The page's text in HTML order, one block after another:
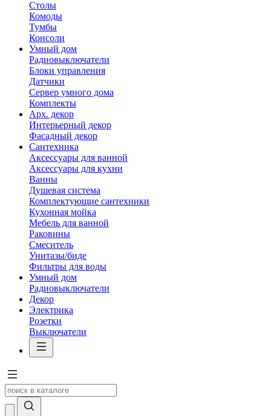
Столы
Комоды
Тумбы
Консоли
Умный дом
Радиовыключатели
Блоки управления
Датчики
Сервер умного дома
Комплекты
Арх. декор
Интерьерный декор
Фасадный декор
Сантехника
Аксессуары для ванной
Аксессуары для кухни
Ванны
Душевая система
Комплектующие сантехники
Кухонная мойка
Мебель для ванной
Раковины
Смеситель
Унитазы/биде
Фильтры для воды
Умный дом
Радиовыключатели
Декор
Электрика
Розетки
Выключатели